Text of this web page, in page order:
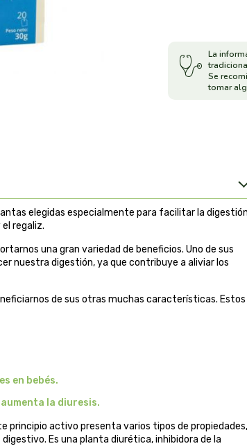
La
Se
tomar
elegidas especialmente para facilitar la
regaliz.
una gran variedad de beneficios. Uno de sus
nuestra digestión, ya que contribuye a aliviar los
de sus otras muchas características. Estos
en bebés.
la diuresis.
principio activo presenta varios tipos de propiedades,
Es una planta diurética, inhibidora de la